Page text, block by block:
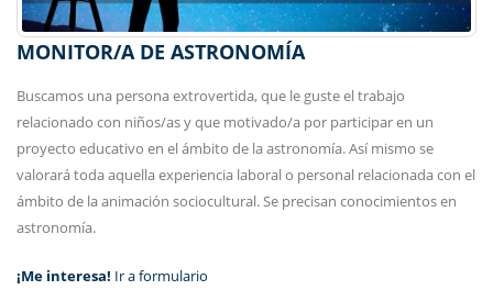
MONITOR/A DE ASTRONOMÍA
Buscamos una persona extrovertida, que le guste el trabajo
relacionado con niños/as y que motivado/a por participar en un
proyecto educativo en el ámbito de la astronomía. Así mismo se
valorará toda aquella experiencia laboral o personal relacionada con el
ámbito de la animación sociocultural. Se precisan conocimientos en
astronomía.
¡Me interesa! Ir a formulario